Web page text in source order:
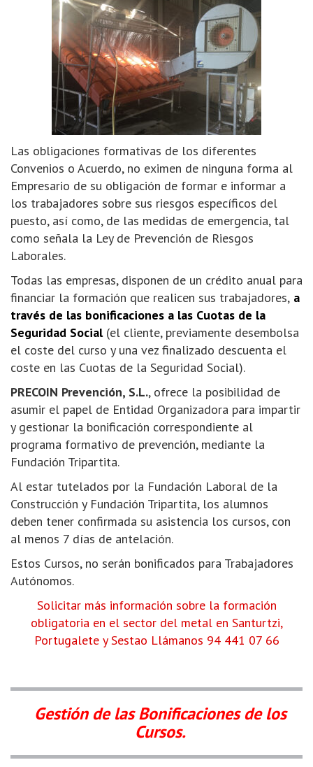
Las obligaciones formativas de los diferentes
Convenios o Acuerdo, no eximen de ninguna forma al
Empresario de su obligación de formar e informar a
los trabajadores sobre sus riesgos específicos del
puesto, así como, de las medidas de emergencia, tal
como señala la Ley de Prevención de Riesgos
Laborales.
Todas las empresas, disponen de un crédito anual para
financiar la formación que realicen sus trabajadores, a
través de las bonificaciones a las Cuotas de la
Seguridad Social (el cliente, previamente desembolsa
el coste del curso y una vez finalizado descuenta el
coste en las Cuotas de la Seguridad Social).
PRECOIN Prevención, S.L., ofrece la posibilidad de
asumir el papel de Entidad Organizadora para impartir
y gestionar la bonificación correspondiente al
programa formativo de prevención, mediante la
Fundación Tripartita.
Al estar tutelados por la Fundación Laboral de la
Construcción y Fundación Tripartita, los alumnos
deben tener confirmada su asistencia los cursos, con
al menos 7 días de antelación.
Estos Cursos, no serán bonificados para Trabajadores
Autónomos.
Solicitar más información sobre la formación
obligatoria en el sector del metal en Santurtzi,
Portugalete y Sestao Llámanos 94 441 07 66
Gestión de las Bonificaciones de los
Cursos.